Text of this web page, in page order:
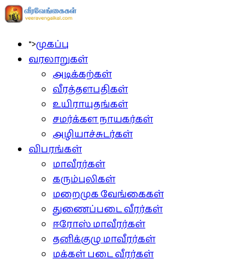
">முகப்பு
வரலாறுகள்
அடிக்கற்கள்
வீரத்தளபதிகள்
உயிராயுதங்கள்
சமர்க்கள நாயகர்கள்
அழியாச்சுடர்கள்
விபரங்கள்
மாவீரர்கள்
கரும்புலிகள்
மறைமுக வேங்கைகள்
துணைப்படை வீரர்கள்
ஈரோஸ் மாவீரர்கள்
தனிக்குழு மாவீரர்கள்
மக்கள் படை வீரர்கள்